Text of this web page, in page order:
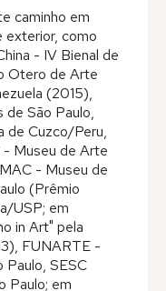
caminho em
exterior, como
- IV Bienal de
Otero de Arte
(2015),
São Paulo,
de Cuzco/Peru,
- Museu de Arte
- Museu de
(Prêmio
USP; em
in Art" pela
FUNARTE -
Paulo, SESC
Paulo; em